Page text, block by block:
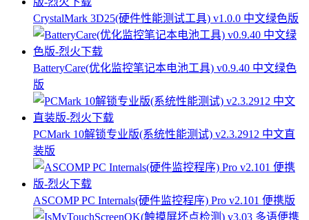
CrystalMark 3D25(硬件性能测试工具) v1.0.0 中文绿色版
BatteryCare(优化监控笔记本电池工具) v0.9.40 中文绿色
版
PCMark 10解锁专业版(系统性能测试) v2.3.2912 中文直
装版
ASCOMP PC Internals(硬件监控程序) Pro v2.101 便携版